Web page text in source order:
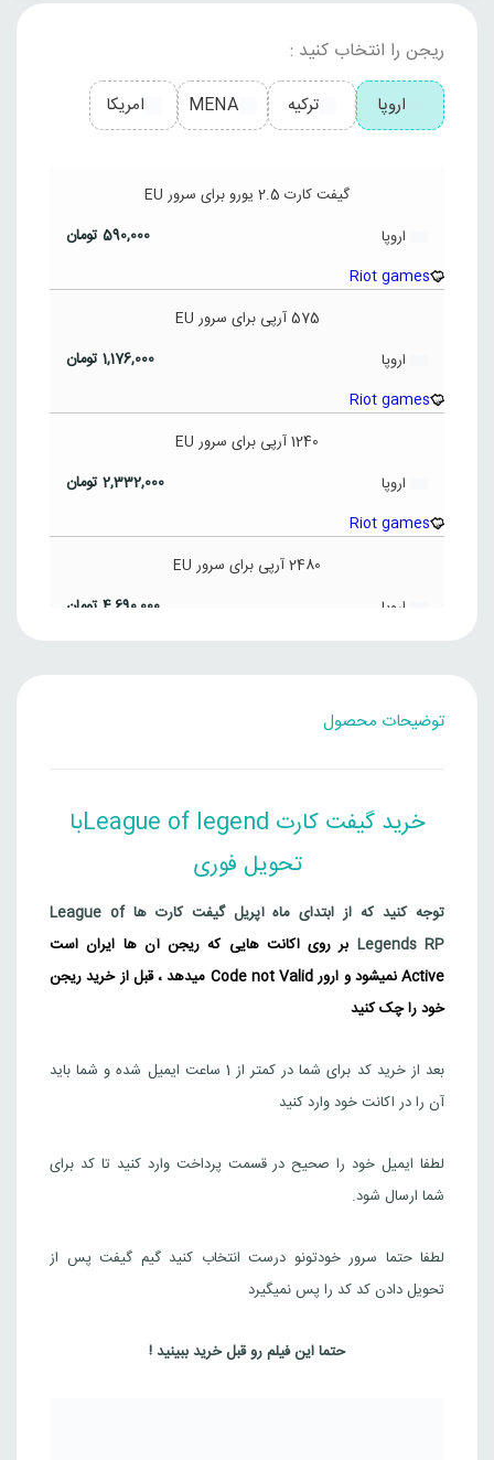
ریجن را انتخاب کنید :
اروپا ترکیه MENA امریکا
اروپا
گیفت کارت 2.5 یورو برای سرور EU
590,000تومان
Riot games
اروپا
575 آرپی برای سرور EU
1,176,000تومان
Riot games
اروپا
1240 آرپی برای سرور EU
2,332,000تومان
Riot games
اروپا
2480 آرپی برای سرور EU
4,690,000تومان
460 آرپی برای سرور ترکیه
Riot games
1005 آرپی برای سرور ترکیه
1,040,000تومان
ترکیه
2105 آرپی برای سرور ترکیه
Riot games
Riot games
5,095,000
توضیحات محصول
خرید گیفت کارت League of legendبا
تحویل فوری
توجه کنید که از ابتدای ماه آپریل گیفت کارت ها League of
Legends RP بر روی اکانت هایی که ریجن آن ها ایران است
Active نمیشود و ارور Code not Valid میدهد ، قبل از خرید ریجن
خود را چک کنید
بعد از خرید کد برای شما در کمتر از 1 ساعت ایمیل شده و شما باید
آن را در اکانت خود وارد کنید
لطفا ایمیل خود را صحیح در قسمت پرداخت وارد کنید تا کد برای
شما ارسال شود.
لطفا حتما سرور خودتونو درست انتخاب کنید گیم گیفت پس از
تحویل دادن کد کد را پس نمیگیرد
حتما این فیلم رو قبل خرید ببینید !